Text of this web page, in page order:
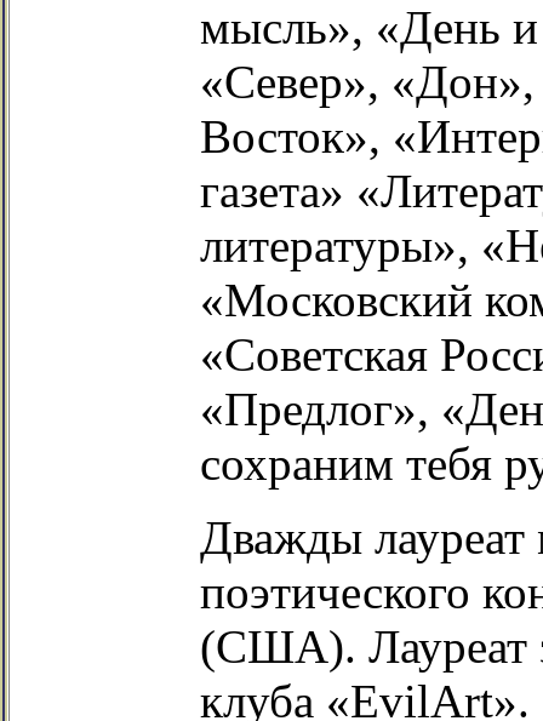
мысль», «День и
«Север»,
Восток»,
газета»
литературы»,
«Московский
«Советская
«Предлог»,
сохраним тебя
Дважды
поэтического
(США). Лауреат
клуба «EvilArt».